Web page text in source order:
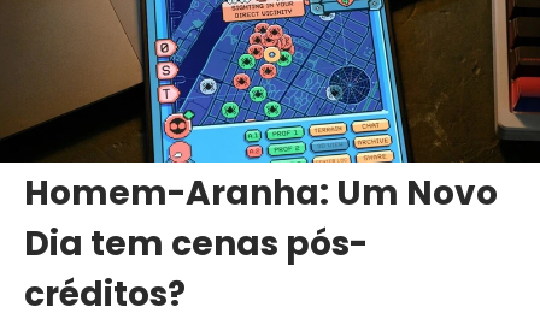
Homem-Aranha: Um Novo
Dia tem cenas pós-
créditos?